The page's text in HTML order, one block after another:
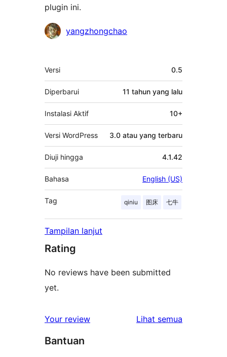
plugin ini.
Kontributoryangzhongchao
Meta
Versi 0.5
Diperbarui 11 tahun yang lalu
Instalasi Aktif 10+
Versi WordPress 3.0 atau yang terbaru
Diuji hingga 4.1.42
Bahasa English (US)
Tag qiniu 图床 七牛
Tampilan lanjut
Rating
No reviews have been submitted
yet.
Your review Lihat semua
Bantuan